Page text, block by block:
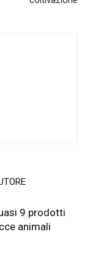
9 prodotti
animali